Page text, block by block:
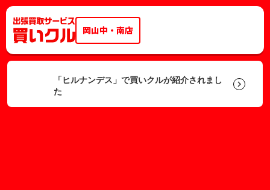
岡山中・南店
「ヒルナンデス」で買いクルが紹介されまし
た
keyboard_arrow_right